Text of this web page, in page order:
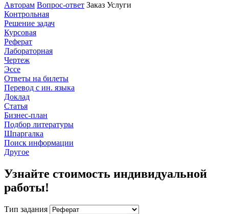
Авторам Вопрос-ответ Заказ Услуги
Контрольная
Решение задач
Курсовая
Реферат
Лабораторная
Чертеж
Эссе
Ответы на билеты
Перевод с ин. языка
Доклад
Статья
Бизнес-план
Подбор литературы
Шпаргалка
Поиск информации
Другое
Узнайте стоимость индивидуальной
работы!
Тип задания